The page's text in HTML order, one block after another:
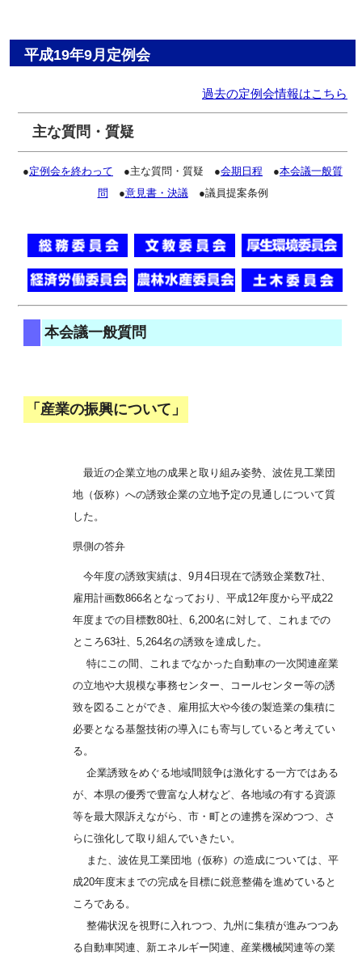
平成19年9月定例会
過去の定例会情報はこちら
主な質問・質疑
●定例会を終わって ●主な質問・質疑 ●会期日程 ●本会議一般質
問 ●意見書・決議●議員提案条例
本会議一般質問
「産業の振興について」
最近の企業立地の成果と取り組み姿勢、波佐見工業団
地（仮称）への誘致企業の立地予定の見通しについて質
した。
県側の答弁
今年度の誘致実績は、9月4日現在で誘致企業数7社、
雇用計画数866名となっており、平成12年度から平成22
年度までの目標数80社、6,200名に対して、これまでの
ところ63社、5,264名の誘致を達成した。
特にこの間、これまでなかった自動車の一次関連産業
の立地や大規模な事務センター、コールセンター等の誘
致を図ることができ、雇用拡大や今後の製造業の集積に
必要となる基盤技術の導入にも寄与していると考えてい
る。
企業誘致をめぐる地域間競争は激化する一方ではある
が、本県の優秀で豊富な人材など、各地域の有する資源
等を最大限訴えながら、市・町との連携を深めつつ、さ
らに強化して取り組んでいきたい。
また、波佐見工業団地（仮称）の造成については、平
成20年度末までの完成を目標に鋭意整備を進めていると
ころである。
整備状況を視野に入れつつ、九州に集積が進みつつあ
る自動車関連、新エネルギー関連、産業機械関連等の業